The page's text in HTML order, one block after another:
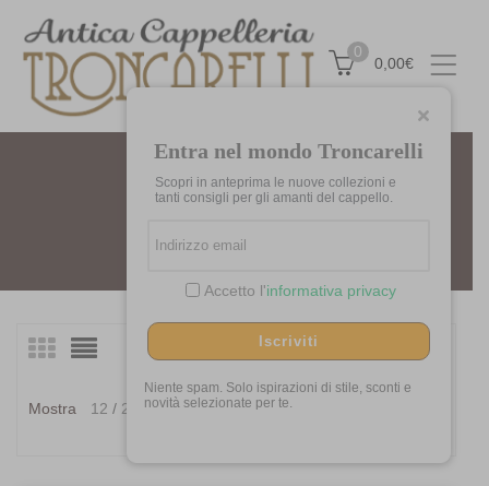
Entra nel mondo Troncarelli
Scopri in anteprima le nuove collezioni e
tanti consigli per gli amanti del cappello.
Accetto l'informativa privacy
Iscriviti
Niente spam. Solo ispirazioni di stile, sconti e
novità selezionate per te.
0
0,00€
ELOSEGUI
Visualizzazione del risultato
Mostra 12 24 36
Ordina in base al più